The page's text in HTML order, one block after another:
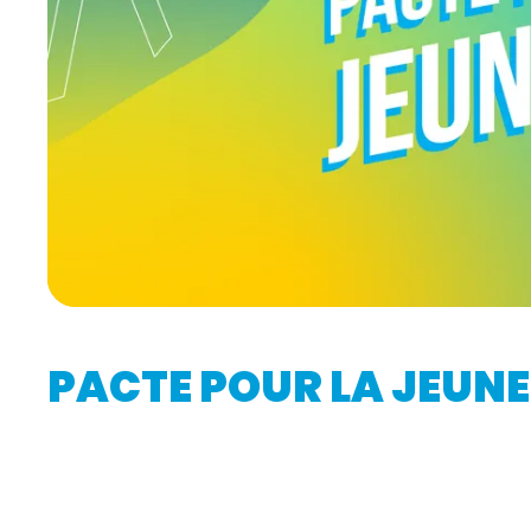
PACTE POUR LA